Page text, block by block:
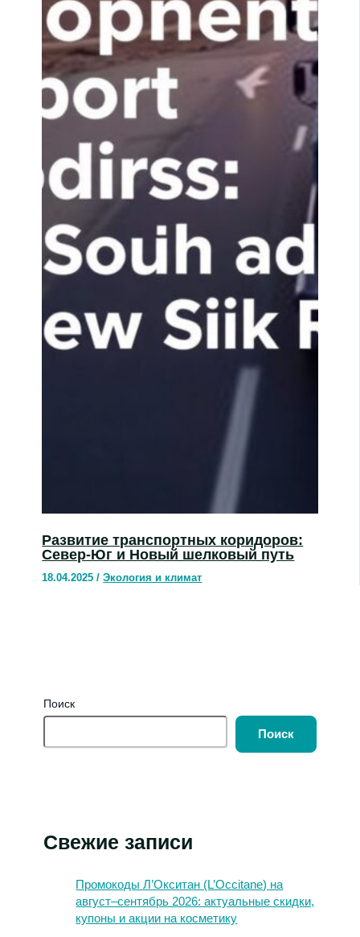
Развитие транспортных коридоров:
Север-Юг и Новый шелковый путь
18.04.2025/Экология и климат
Поиск
Поиск
Свежие записи
Промокоды Л’Окситан (L’Occitane) на
август–сентябрь 2026: актуальные скидки,
купоны и акции на косметику